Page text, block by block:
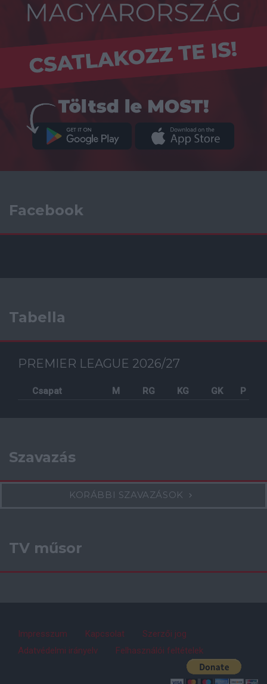
Facebook
Tabella
PREMIER LEAGUE 2026/27
Csapat M RG KG GK P
Szavazás
KORÁBBI SZAVAZÁSOK
TV műsor
Impresszum Kapcsolat
Szerzői jog
Adatvédelmi irányelv
Felhasználói feltételek